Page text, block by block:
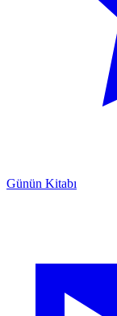
Günün Kitabı